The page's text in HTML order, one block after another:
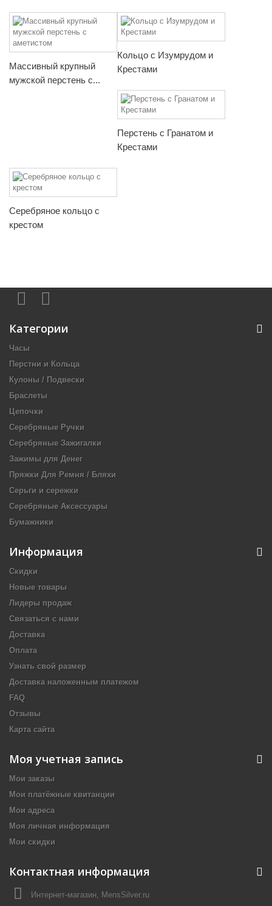
Массивный крупный
мужской перстень с...
Кольцо с Изумрудом и
Крестами
Перстень с Гранатом и
Крестами
Серебряное кольцо с
крестом
Категории
Часы
Перстни и Кольца
Кулоны / Подвески
Браслеты
Цепочки
Серебряные Ручки
Серебряные Зажигалки
Зажимы для Денег
Пряжки Для Ремня / Бляхи
Серьги и сережки
Серебряные Аксессуары
Бумажники
Информация
Скидки
Новые товары
Лидеры продаж
Связаться с нами
Доставка
Оплата
Узнать свой размер
Доставка наложенным платежом
FAQ
Отзывы
Карта сайта
Моя учетная запись
Мои заказы
Мои платёжные квитанции
Мои адреса
Моя личная информация
Мои скидки
Контактная информация
Интернет-магазин, MensSilver.ru